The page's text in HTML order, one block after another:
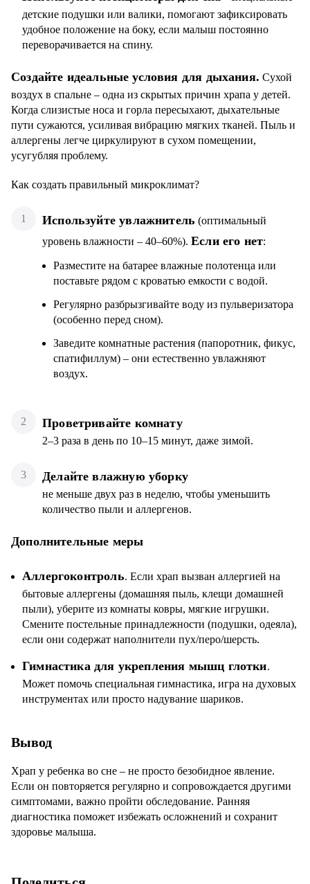
детские подушки или валики, помогают зафиксировать
удобное положение на боку, если малыш постоянно
переворачивается на спину.
Создайте идеальные условия для дыхания. Сухой
воздух в спальне – одна из скрытых причин храпа у детей.
Когда слизистые носа и горла пересыхают, дыхательные
пути сужаются, усиливая вибрацию мягких тканей. Пыль и
аллергены легче циркулируют в сухом помещении,
усугубляя проблему.
Как создать правильный микроклимат?
Используйте увлажнитель (оптимальный
уровень влажности – 40–60%). Если его нет:
Разместите на батарее влажные полотенца или
поставьте рядом с кроватью емкости с водой.
Регулярно разбрызгивайте воду из пульверизатора
(особенно перед сном).
Заведите комнатные растения (папоротник, фикус,
спатифиллум) – они естественно увлажняют
воздух.
Проветривайте комнату
2–3 раза в день по 10–15 минут, даже зимой.
Делайте влажную уборку
не меньше двух раз в неделю, чтобы уменьшить
количество пыли и аллергенов.
Дополнительные меры
Аллергоконтроль. Если храп вызван аллергией на
бытовые аллергены (домашняя пыль, клещи домашней
пыли), уберите из комнаты ковры, мягкие игрушки.
Смените постельные принадлежности (подушки, одеяла),
если они содержат наполнители пух/перо/шерсть.
Гимнастика для укрепления мышц глотки.
Может помочь специальная гимнастика, игра на духовых
инструментах или просто надувание шариков.
Вывод
Храп у ребенка во сне – не просто безобидное явление.
Если он повторяется регулярно и сопровождается другими
симптомами, важно пройти обследование. Ранняя
диагностика поможет избежать осложнений и сохранит
здоровье малыша.